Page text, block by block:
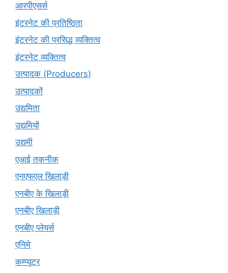
आरपीएसर्स
इंटरनेट की प्रतिष्ठिता
इंटरनेट की प्रसिद्ध व्यक्तित्व
इंटरनेट व्यक्तित्व
उत्पादक (Producers)
उत्पादकों
उद्यमिता
उद्यमियों
उद्यमी
एआई तकनीक
एनएफएल खिलाड़ी
एनबीए के खिलाड़ी
एनबीए खिलाड़ी
एनबीए प्लेयर्स
एनिमे
कम्प्यूटर